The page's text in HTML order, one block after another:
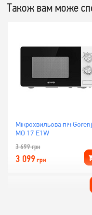
Також вам може
Мікрохвильова піч
MO 17 E1W
3 699грн
3 099грн